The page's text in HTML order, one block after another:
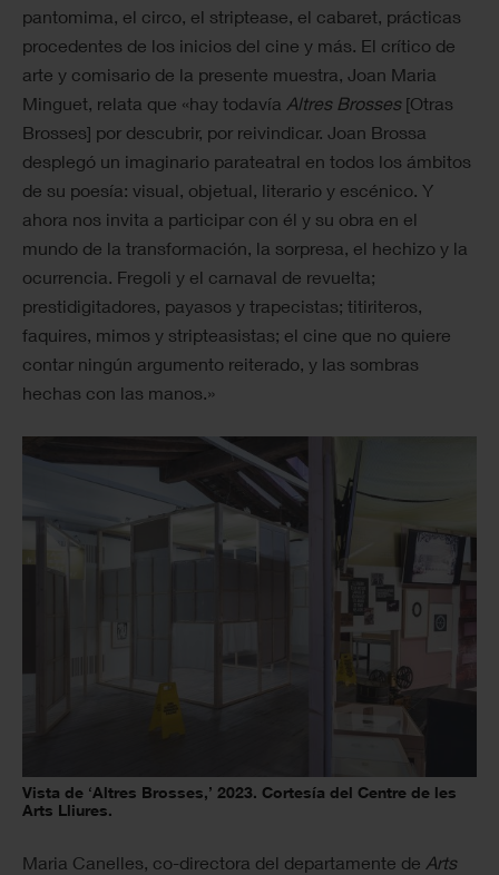
pantomima, el circo, el striptease, el cabaret, prácticas
procedentes de los inicios del cine y más. El crítico de
arte y comisario de la presente muestra, Joan Maria
Minguet, relata que «hay todavía Altres Brosses[Otras
Brosses] por descubrir, por reivindicar. Joan Brossa
desplegó un imaginario parateatral en todos los ámbitos
de su poesía: visual, objetual, literario y escénico. Y
ahora nos invita a participar con él y su obra en el
mundo de la transformación, la sorpresa, el hechizo y la
ocurrencia. Fregoli y el carnaval de revuelta;
prestidigitadores, payasos y trapecistas; titiriteros,
faquires, mimos y stripteasistas; el cine que no quiere
contar ningún argumento reiterado, y las sombras
hechas con las manos.»
Vista de ‘Altres Brosses,’ 2023. Cortesía del Centre de les
Arts Lliures.
Maria Canelles, co-directora del departamente de Arts